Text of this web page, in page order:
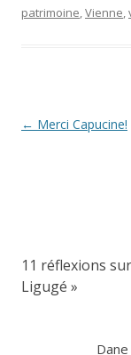
patrimoine,Vienne,
Navigation
← Merci Capucine!
11 réflexions
Ligugé »
Dane